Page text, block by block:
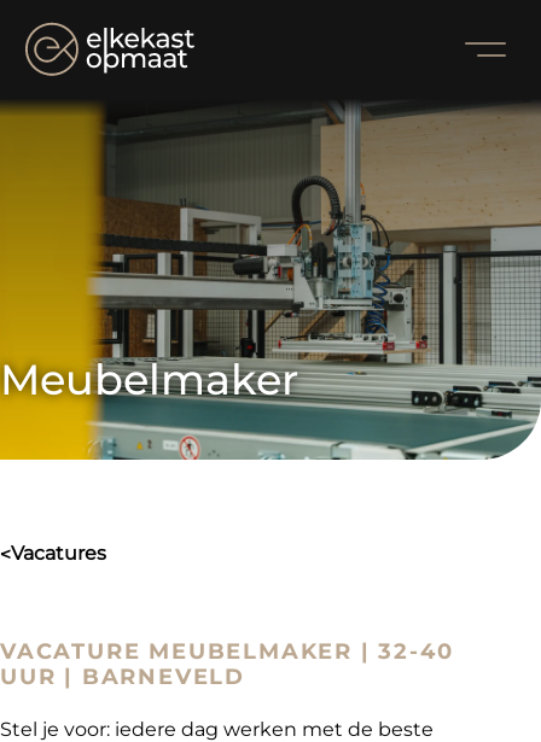
Meubelmaker
> vacatures
VACATURE MEUBELMAKER | 32-40
UUR | BARNEVELD
Stel je voor: iedere dag werken met de beste